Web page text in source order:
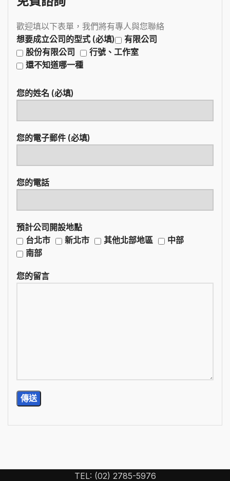
歡迎填以下表單，我們將有專人與您聯絡
想要成立公司的型式 (必填)
有限公司
股份有限公司
行號、工作室
還不知道哪一種
您的姓名 (必填)
您的電子郵件 (必填)
您的電話
預計公司開設地點
台北市
新北市 其他北部地區
中部
南部
您的留言
TEL: (02) 2785-5976